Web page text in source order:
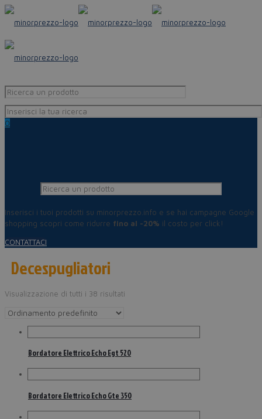
0
Inserisci i tuoi prodotti su minorprezzo.info e se hai campagne Google
shopping scopri come ridurre fino al -20% il costo per click!
CONTATTACI
Decespugliatori
Visualizzazione di tutti i 38 risultati
Bordatore Elettrico Echo Egt 520
Bordatore Elettrico Echo Gte 350